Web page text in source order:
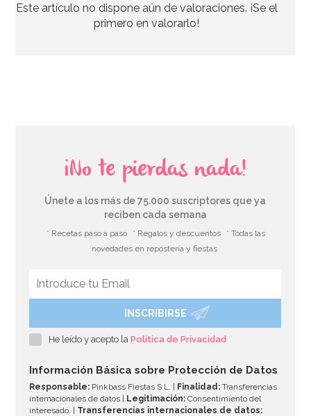
28,99€
Este artículo no dispone aún de valoraciones. ¡Se el
primero en valorarlo!
¡No te pierdas nada!
Únete a los más de 75.000 suscriptores que ya
reciben cada semana
* Recetas paso a paso * Regalos y descuentos
* Todas las
novedades en repostería y fiestas
INSCRIBIRSE
He leído y acepto laPolítica de Privacidad
Información Básica sobre Protección de Datos
Responsable: Pinkbass Fiestas S.L. | Finalidad: Transferencias
internacionales de datos |
Legitimación: Consentimiento del
interesado. | Transferencias internacionales de datos: